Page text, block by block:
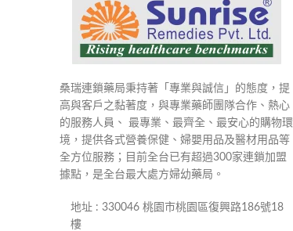
桑瑞連鎖藥局秉持著「專業與誠信」的態度，提
高與客戶之黏著度，與專業藥師團隊合作、熱心
的服務人員、 最專業、最齊全、最安心的購物環
境，提供各式營養保健、婦嬰用品及醫材用品等
全方位服務；目前全台已有超過300家連鎖加盟
據點，是全台最大處方婦幼藥局。
地址 : 330046 桃園市桃園區復興路186號18
樓